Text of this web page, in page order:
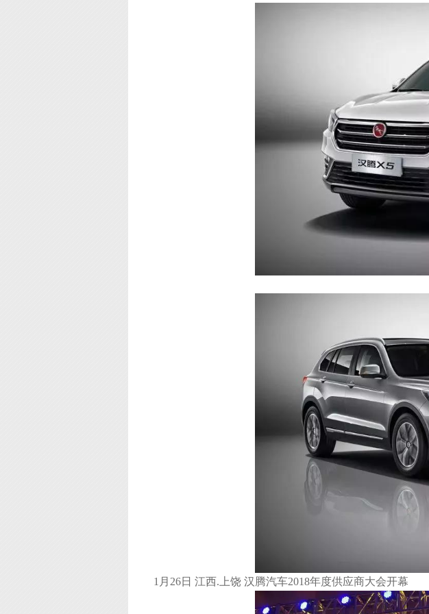
1月26日 江西.上饶 汉腾汽车2018年度供应商大会开幕